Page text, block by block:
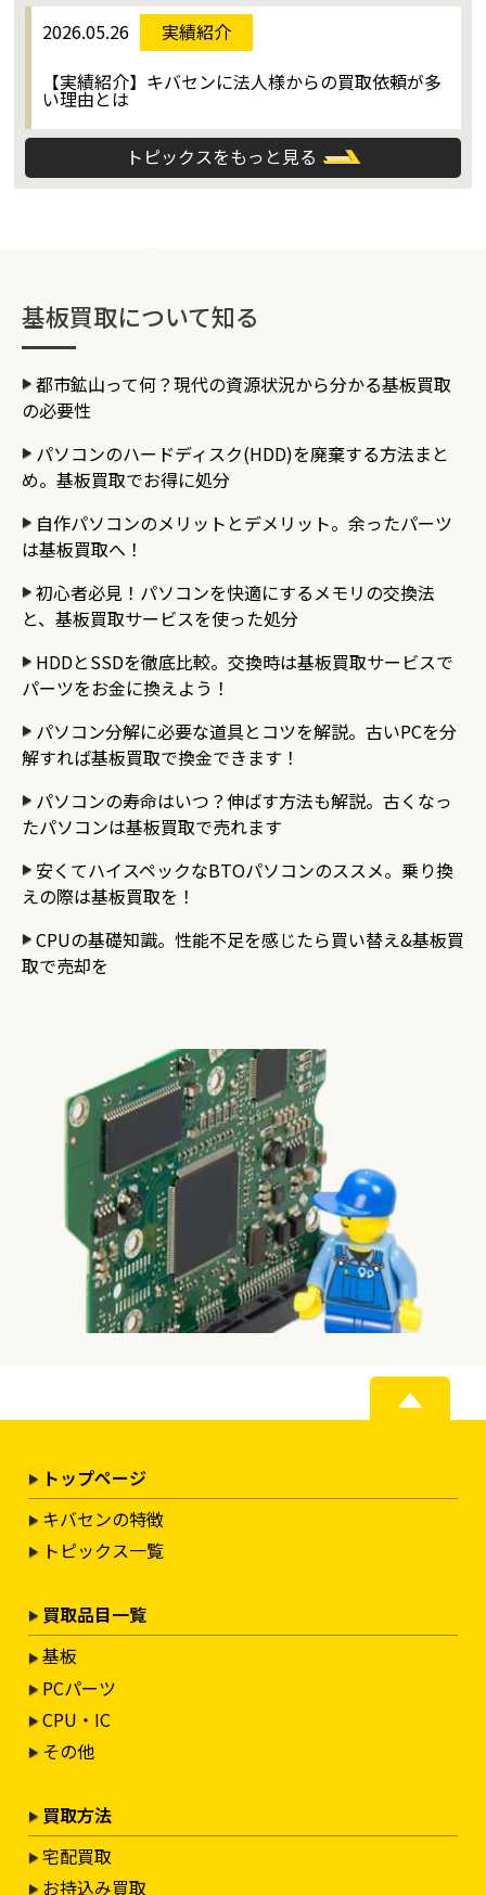
2026.05.26
実績紹介
【実績紹介】キバセンに法人様からの買取依頼が多
い理由とは
トピックスをもっと見る
基板買取について知る
都市鉱山って何？現代の資源状況から分かる基板買取
の必要性
パソコンのハードディスク(HDD)を廃棄する方法まと
め。基板買取でお得に処分
自作パソコンのメリットとデメリット。余ったパーツ
は基板買取へ！
初心者必見！パソコンを快適にするメモリの交換法
と、基板買取サービスを使った処分
HDDとSSDを徹底比較。交換時は基板買取サービスで
パーツをお金に換えよう！
パソコン分解に必要な道具とコツを解説。古いPCを分
解すれば基板買取で換金できます！
パソコンの寿命はいつ？伸ばす方法も解説。古くなっ
たパソコンは基板買取で売れます
安くてハイスペックなBTOパソコンのススメ。乗り換
えの際は基板買取を！
CPUの基礎知識。性能不足を感じたら買い替え&基板買
取で売却を
トップページ
キバセンの特徴
トピックス一覧
買取品目一覧
基板
PCパーツ
CPU・IC
その他
買取方法
宅配買取
お持込み買取